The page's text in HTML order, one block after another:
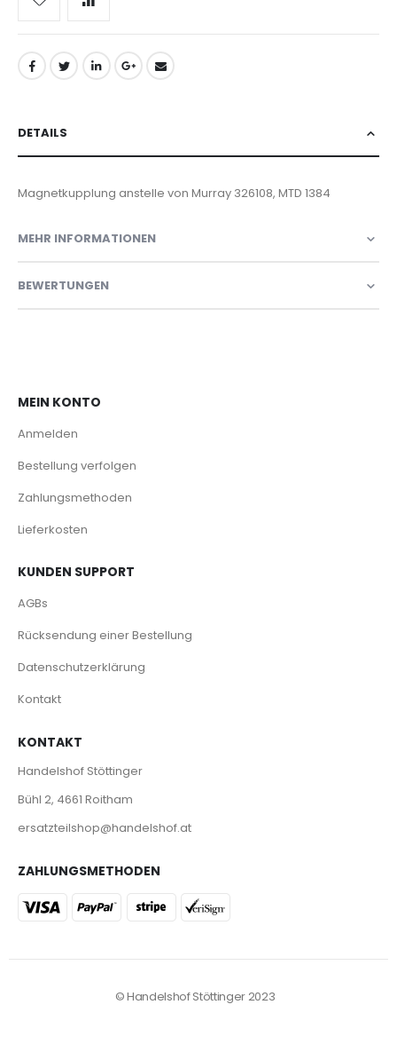
DETAILS
Magnetkupplung anstelle von Murray 326108, MTD 1384
MEHR INFORMATIONEN
BEWERTUNGEN
MEIN KONTO
Anmelden
Bestellung verfolgen
Zahlungsmethoden
Lieferkosten
KUNDEN SUPPORT
AGBs
Rücksendung einer Bestellung
Datenschutzerklärung
Kontakt
KONTAKT
Handelshof Stöttinger
Bühl 2, 4661 Roitham
ersatzteilshop@handelshof.at
ZAHLUNGSMETHODEN
© Handelshof Stöttinger 2023